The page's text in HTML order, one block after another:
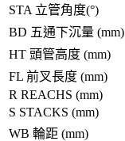
STA 立管角度(°)
BD 五通下沉量 (mm)
HT 頭管高度 (mm)
FL 前叉長度 (mm)
R REACHS (mm)
S STACKS (mm)
WB 輪距 (mm)